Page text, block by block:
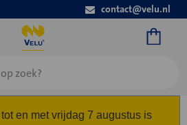
contact@velu.nl
en met vrijdag 7 augustus is